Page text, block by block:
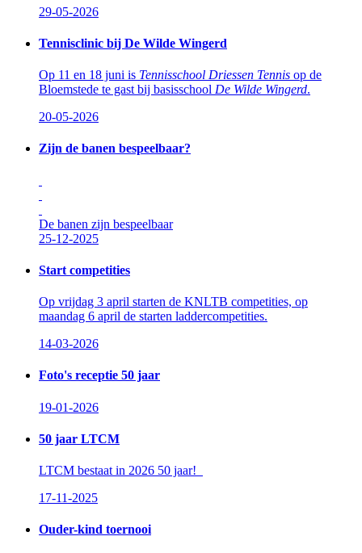
29-05-2026
Tennisclinic bij De Wilde Wingerd
Op 11 en 18 juni is Tennisschool Driessen Tennis op de
Bloemstede te gast bij basisschool De Wilde Wingerd.
20-05-2026
Zijn de banen bespeelbaar?
De banen zijn bespeelbaar
25-12-2025
Start competities
Op vrijdag 3 april starten de KNLTB competities, op
maandag 6 april de starten laddercompetities.
14-03-2026
Foto's receptie 50 jaar
19-01-2026
50 jaar LTCM
LTCM bestaat in 2026 50 jaar!
17-11-2025
Ouder-kind toernooi